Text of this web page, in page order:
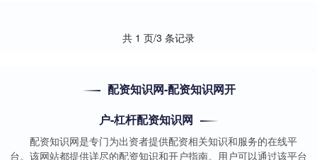
共 1 页/3 条记录
配资知识网-配资知识网开
户-杠杆配资知识网
配资知识网是专门为出资者提供配资相关知识和服务的在线平
台。该网站都提供详尽的配资知识和开户指南。用户可以通过该平台